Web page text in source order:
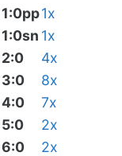
1:0pp1x
1:0sn 1x
2:0
4x
3:0
8x
4:0
7x
5:0
2x
6:0
2x